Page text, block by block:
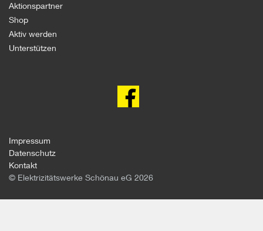
Aktionspartner
Shop
Aktiv werden
Unterstützen
Impressum
Datenschutz
Kontakt
© Elektrizitätswerke Schönau eG 2026